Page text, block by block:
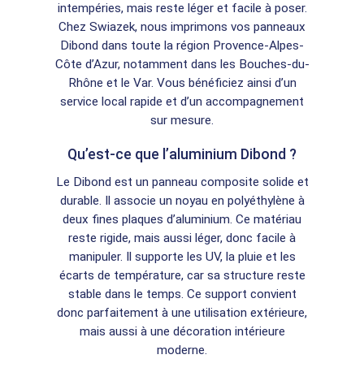
intempéries, mais reste léger et facile à poser.
Chez Swiazek, nous imprimons vos panneaux
Dibond dans toute la région Provence-Alpes-
Côte d’Azur, notamment dans les Bouches-du-
Rhône et le Var. Vous bénéficiez ainsi d’un
service local rapide et d’un accompagnement
sur mesure.
Qu’est-ce que l’aluminium Dibond ?
Le Dibond est un panneau composite solide et
durable. Il associe un noyau en polyéthylène à
deux fines plaques d’aluminium. Ce matériau
reste rigide, mais aussi léger, donc facile à
manipuler. Il supporte les UV, la pluie et les
écarts de température, car sa structure reste
stable dans le temps. Ce support convient
donc parfaitement à une utilisation extérieure,
mais aussi à une décoration intérieure
moderne.